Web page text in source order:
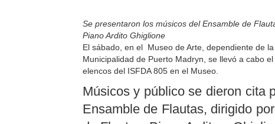
Se presentaron los músicos del Ensamble de
Piano Ardito Ghiglione
El sábado, en el Museo de Arte, dependiente de
Municipalidad de Puerto Madryn, se llevó a cabo
elencos del ISFDA 805 en el Museo.
Músicos y público se dieron cita
Ensamble de Flautas, dirigido